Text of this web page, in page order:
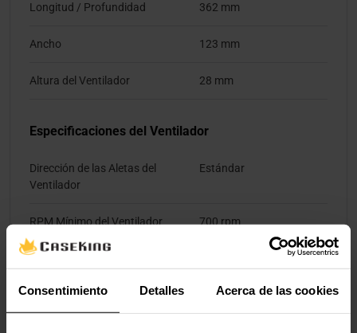
Consentimiento Detalles Acerca de las cookies
Longitud / Profundidad 362 mm
Ancho 123 mm
Altura del Ventilador 28 mm
Especificaciones del Ventilador
Dirección de las Aletas del
Ventilador
Estándar
RPM Mínimo del Ventilador 700 rpm
RPM Máximo del Ventilador
Flujo de Aire Máximo del
Ventilador
110,87 m³/h